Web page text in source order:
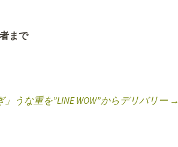
まで
」うな重を”LINE WOW”からデリバリー →